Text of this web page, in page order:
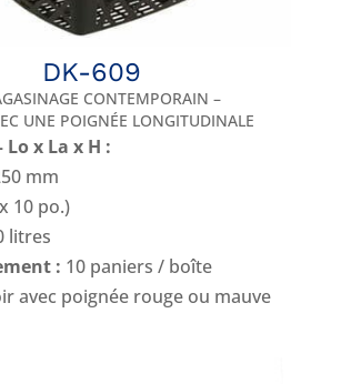
DK-609
CONTEMPORAIN –
UNE POIGNÉE LONGITUDINALE
x La x H :
mm
10 po.)
litres
: 10 paniers / boîte
avec poignée rouge ou mauve